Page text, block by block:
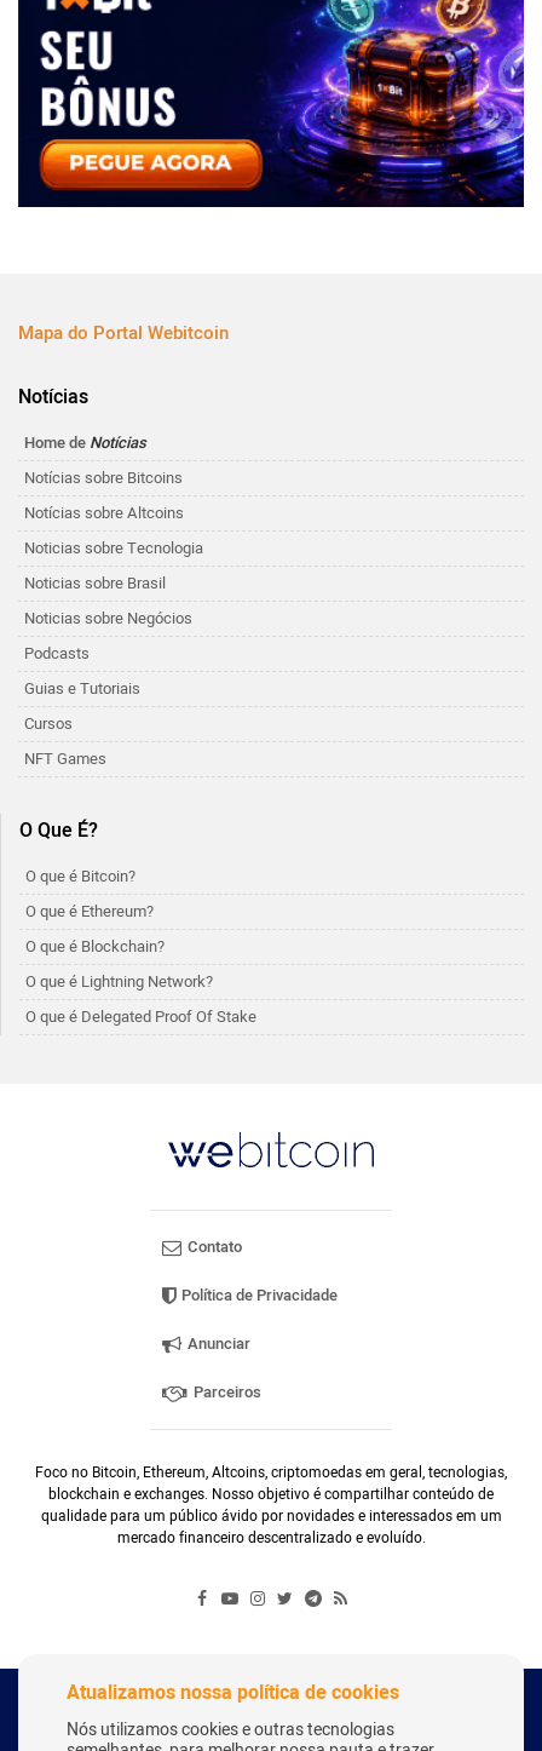
Mapa do Portal Webitcoin
Notícias
Home de Notícias
Notícias sobre Bitcoins
Notícias sobre Altcoins
Noticias sobre Tecnologia
Noticias sobre Brasil
Noticias sobre Negócios
Podcasts
Guias e Tutoriais
Cursos
NFT Games
O Que É?
O que é Bitcoin?
O que é Ethereum?
O que é Blockchain?
O que é Lightning Network?
O que é Delegated Proof Of Stake
Contato
Política de Privacidade
Anunciar
Parceiros
Foco no Bitcoin, Ethereum, Altcoins, criptomoedas em geral, tecnologias,
blockchain e exchanges. Nosso objetivo é compartilhar conteúdo de
qualidade para um público ávido por novidades e interessados em um
mercado financeiro descentralizado e evoluído.
Copyright Webitcoin 2018 - Todos os Direitos Reservados
Atualizamos nossa política de cookies
Nós utilizamos cookies e outras tecnologias